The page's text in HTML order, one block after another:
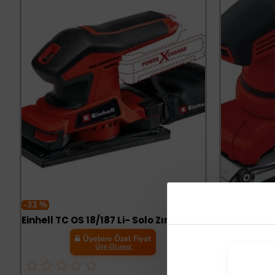
-33 %
Üyelere Özel Fiyat
Üye Olunuz